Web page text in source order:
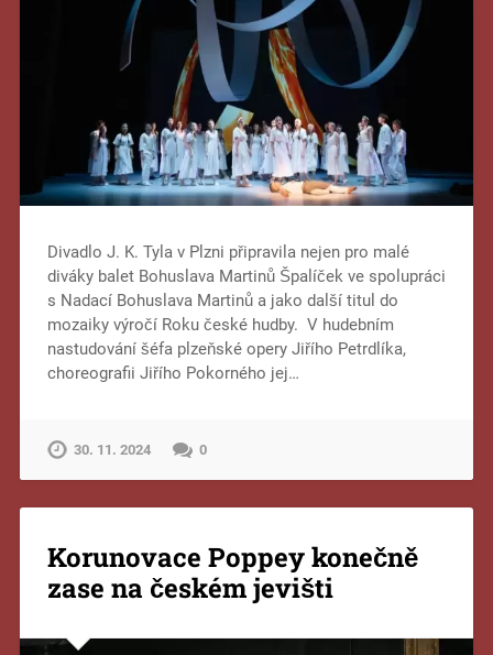
Divadlo J. K. Tyla v Plzni připravila nejen pro malé
diváky balet Bohuslava Martinů Špalíček ve spolupráci
s Nadací Bohuslava Martinů a jako další titul do
mozaiky výročí Roku české hudby. V hudebním
nastudování šéfa plzeňské opery Jiřího Petrdlíka,
choreografii Jiřího Pokorného jej…
30. 11. 2024 0
Korunovace Poppey konečně
zase na českém jevišti